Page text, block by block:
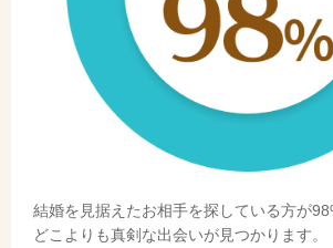
結婚を見据えたお相手を探している方が
どこよりも真剣な出会いが見つかります。